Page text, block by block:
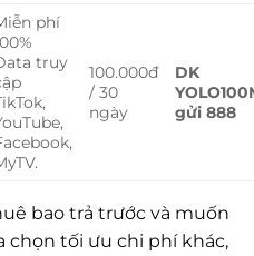
phí
truy
100.000đ
/ 30
ngày
DK
gửi 888
bao trả trước và muốn
chọn tối ưu chi phí khác,